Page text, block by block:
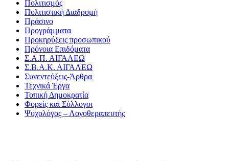
Πολιτισμός
Πολιτιστική Διαδρομή
Πράσινο
Προγράμματα
Προκηρύξεις προσωπικού
Πρόνοια Επιδόματα
Σ.Α.Π. ΑΙΓΑΛΕΩ
Σ.Β.Α.Κ. ΑΙΓΑΛΕΩ
Συνεντεύξεις-Άρθρα
Τεχνικά Έργα
Τοπική Δημοκρατία
Φορείς και Σύλλογοι
Ψυχολόγος – Λογοθεραπευτής